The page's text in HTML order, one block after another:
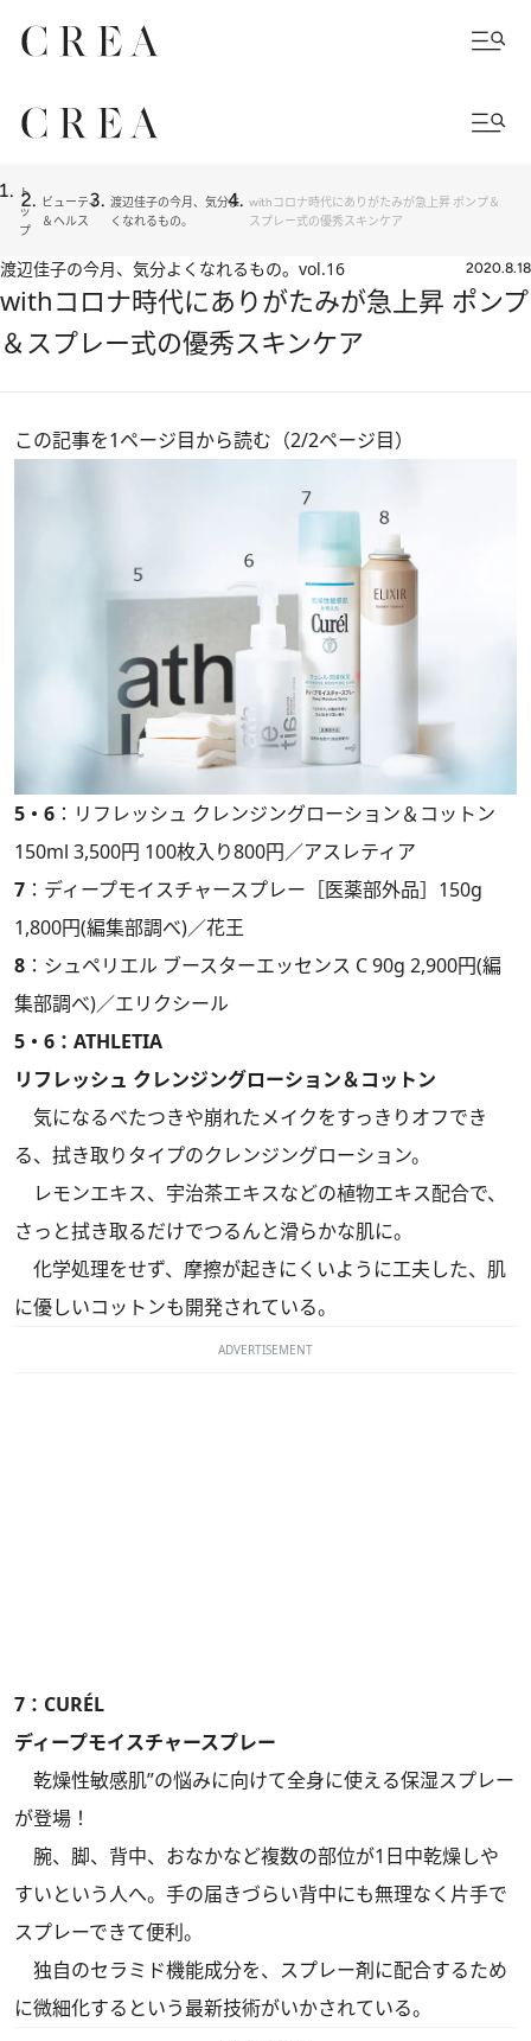
ト
ッ
プ
ビューティ
＆ヘルス
渡辺佳子の今月、気分よ
くなれるもの。
withコロナ時代にありがたみが急上昇 ポンプ＆
スプレー式の優秀スキンケア
渡辺佳子の今月、気分よくなれるもの。 vol.16 2020.8.18
withコロナ時代にありがたみが急上昇 ポンプ
＆スプレー式の優秀スキンケア
この記事を1ページ目から読む（2/2ページ目）
5・6 ：リフレッシュ クレンジングローション＆コットン
150ml 3,500円 100枚入り800円／アスレティア
7 ：ディープモイスチャースプレー［医薬部外品］150g
1,800円(編集部調べ)／花王
8 ：シュペリエル ブースターエッセンス C 90g 2,900円(編
集部調べ)／エリクシール
5・6：ATHLETIA
リフレッシュ クレンジングローション＆コットン
気になるべたつきや崩れたメイクをすっきりオフでき
る、拭き取りタイプのクレンジングローション。
レモンエキス、宇治茶エキスなどの植物エキス配合で、
さっと拭き取るだけでつるんと滑らかな肌に。
化学処理をせず、摩擦が起きにくいように工夫した、肌
に優しいコットンも開発されている。
ADVERTISEMENT
7：CURÉL
ディープモイスチャースプレー
乾燥性敏感肌”の悩みに向けて全身に使える保湿スプレー
が登場！
腕、脚、背中、おなかなど複数の部位が1日中乾燥しや
すいという人へ。手の届きづらい背中にも無理なく片手で
スプレーできて便利。
独自のセラミド機能成分を、スプレー剤に配合するため
に微細化するという最新技術がいかされている。